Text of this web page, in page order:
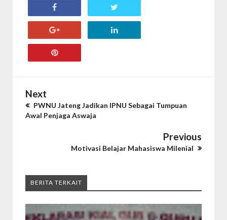
Next
PWNU Jateng Jadikan IPNU Sebagai Tumpuan
Awal Penjaga Aswaja
Previous
Motivasi Belajar Mahasiswa Milenial
BERITA TERKAIT